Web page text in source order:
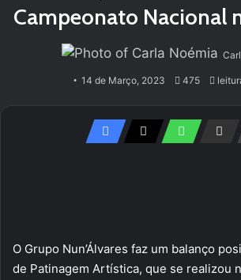
Campeonato Nacional
14 de Março, 2023 475
O Grupo Nun’Álvares faz um balanço
de Patinagem Artística, que se realizou